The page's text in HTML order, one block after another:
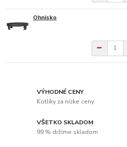
Ohnisko
VÝHODNÉ CENY
Kotlíky za nízke ceny
VŠETKO SKLADOM
99 % držíme skladom